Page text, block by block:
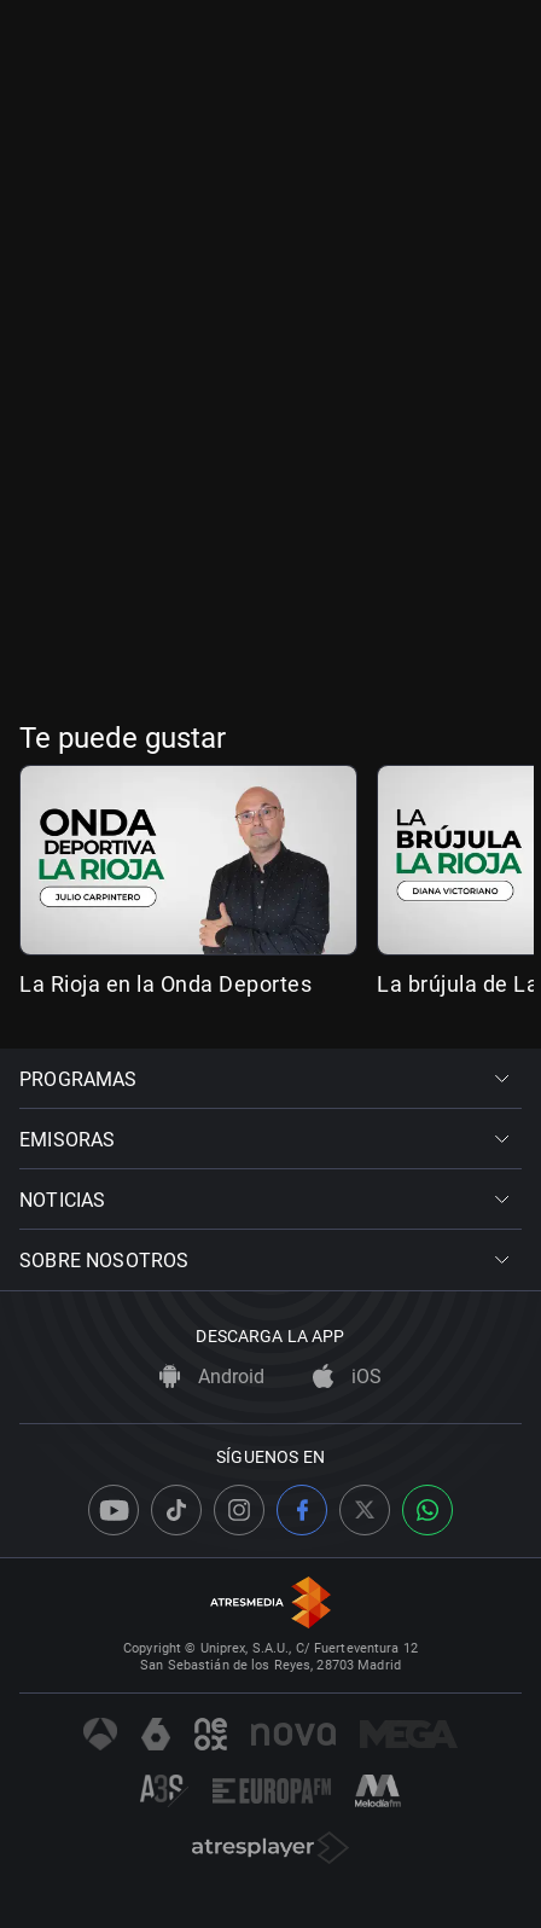
Te puede gustar
La Rioja en la Onda Deportes La brújula de
PROGRAMAS
EMISORAS
NOTICIAS
SOBRE NOSOTROS
DESCARGA LA APP
Android iOS
SÍGUENOS EN
Copyright © Uniprex, S.A.U., C/ Fuerteventura 12
San Sebastián de los Reyes, 28703 Madrid